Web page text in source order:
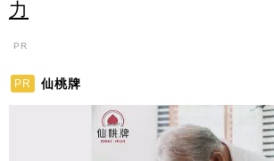
力
PR
PR 仙桃牌